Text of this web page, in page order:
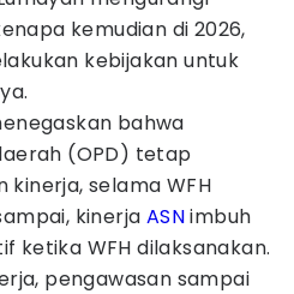
kemudian di 2026,
kebijakan untuk
bahwa
(OPD) tetap
selama WFH
kinerja ASNimbuh
ketika WFH dilaksanakan.
pengawasan sampai